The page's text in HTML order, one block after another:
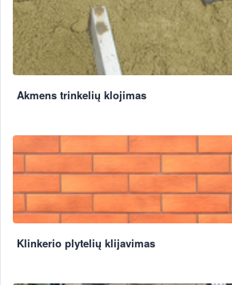
Akmens trinkelių klojimas
Klinkerio plytelių klijavimas